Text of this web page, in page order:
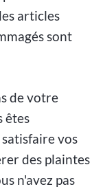
articles
sont
de votre
êtes
vos
des plaintes
n'avez pas